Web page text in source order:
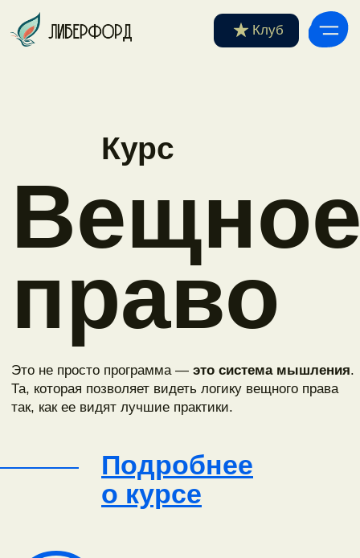
Подробнее
о курсе
Вещное
право
Дождев
Тузов
Даниил Олегович
это система мышления
Та, которая позволяет видеть логику вещного права
так, как ее видят лучшие практики.